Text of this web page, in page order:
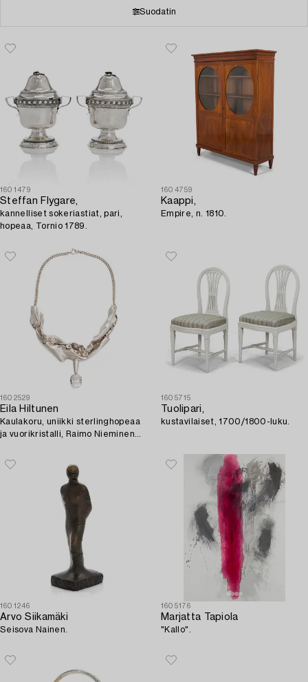
Suodatin
1601479
Steffan Flygare,
kannelliset sokeriastiat, pari,
hopeaa, Tornio 1789.
1604759
Kaappi,
Empire, n. 1810.
1602529
Eila Hiltunen
Kaulakoru, uniikki sterlinghopeaa
ja vuorikristalli, Raimo Nieminen
1605715
Tuolipari,
kustavilaiset, 1700/1800-luku.
1601246
Arvo Siikamäki
Seisova Nainen.
1605176
Marjatta Tapiola
"Kallo".